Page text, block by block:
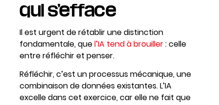
qui s’efface
Il est urgent de rétablir une distinction
fondamentale, quel’IA tend à brouiller: celle
entre réfléchir et penser.
Réfléchir, c’est un processus mécanique, une
combinaison de données existantes. L’IA
excelle dans cet exercice, car elle ne fait que